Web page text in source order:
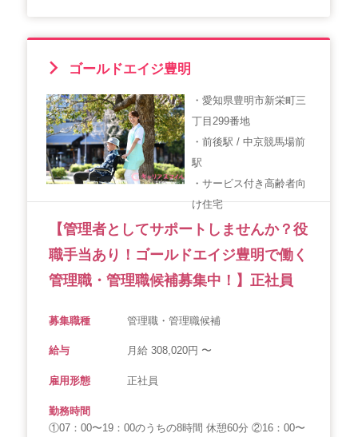
ゴールドエイジ豊明
・愛知県豊明市新栄町三
丁目299番地
・前後駅 / 中京競馬場前
駅
・サービス付き高齢者向
け住宅
【管理者としてサポートしませんか？役
職手当あり！ゴールドエイジ豊明で働く
管理職・管理職候補募集中！】正社員
募集職種 管理職・管理職候補
給与 月給 308,020円 〜
雇用形態 正社員
勤務時間
①07：00〜19：00のうちの8時間 休憩60分 ②16：00〜